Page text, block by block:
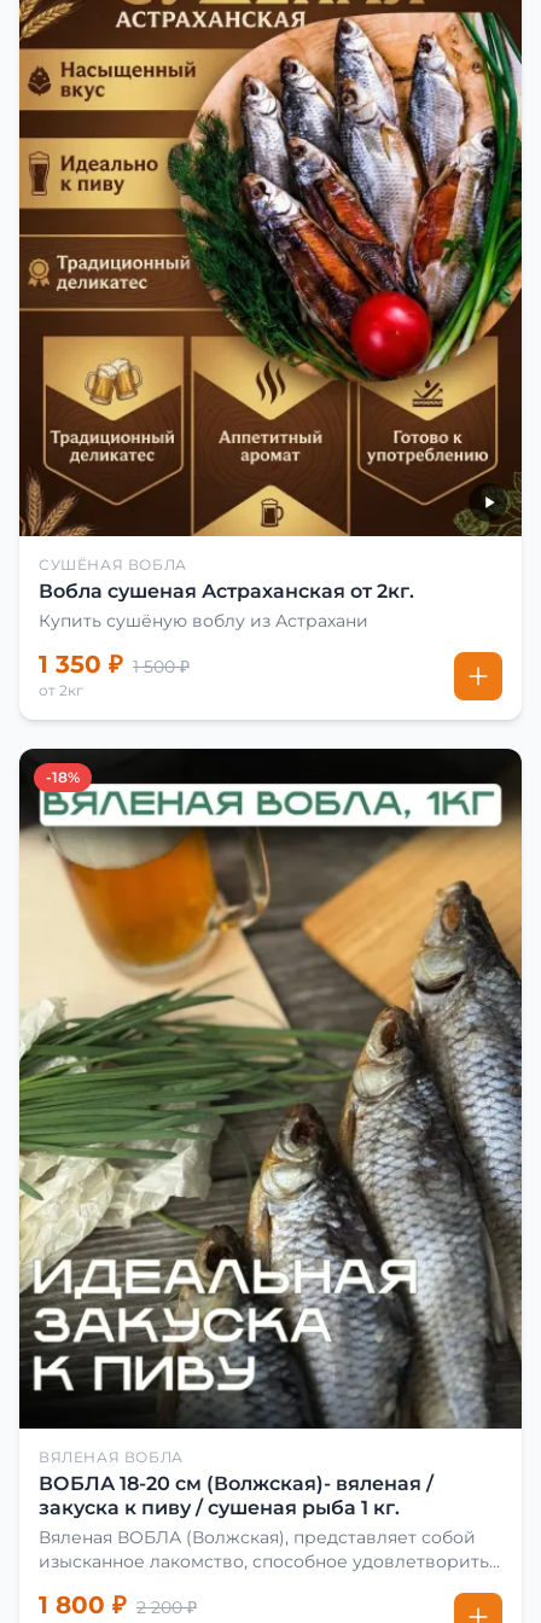
СУШЁНАЯ ВОБЛА
Вобла сушеная Астраханская от 2кг.
Купить сушёную воблу из Астрахани
1 350 ₽ 1 500 ₽
от 2кг
-18%
ВЯЛЕНАЯ ВОБЛА
ВОБЛА 18-20 см (Волжская)- вяленая /
закуска к пиву / сушеная рыба 1 кг.
Вяленая ВОБЛА (Волжская), представляет собой
изысканное лакомство, способное удовлетворить
сделать вяленую воблу, её сначала хорошо солят.
1 800 ₽ 2 200 ₽